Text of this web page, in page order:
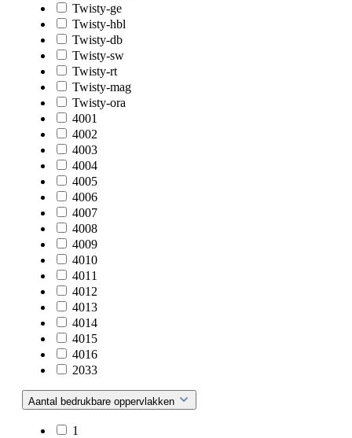
Twisty-ge
Twisty-hbl
Twisty-db
Twisty-sw
Twisty-rt
Twisty-mag
Twisty-ora
4001
4002
4003
4004
4005
4006
4007
4008
4009
4010
4011
4012
4013
4014
4015
4016
2033
Aantal bedrukbare oppervlakken
1